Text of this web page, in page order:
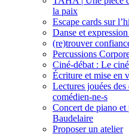
la paix
Escape cards sur
Danse et
(re)trouver
Percussions
Ciné-débat : Le
Écriture et mise en
Lectures jouées
comédien-ne-s
Concert de piano et
Baudelaire
Proposer un atelier